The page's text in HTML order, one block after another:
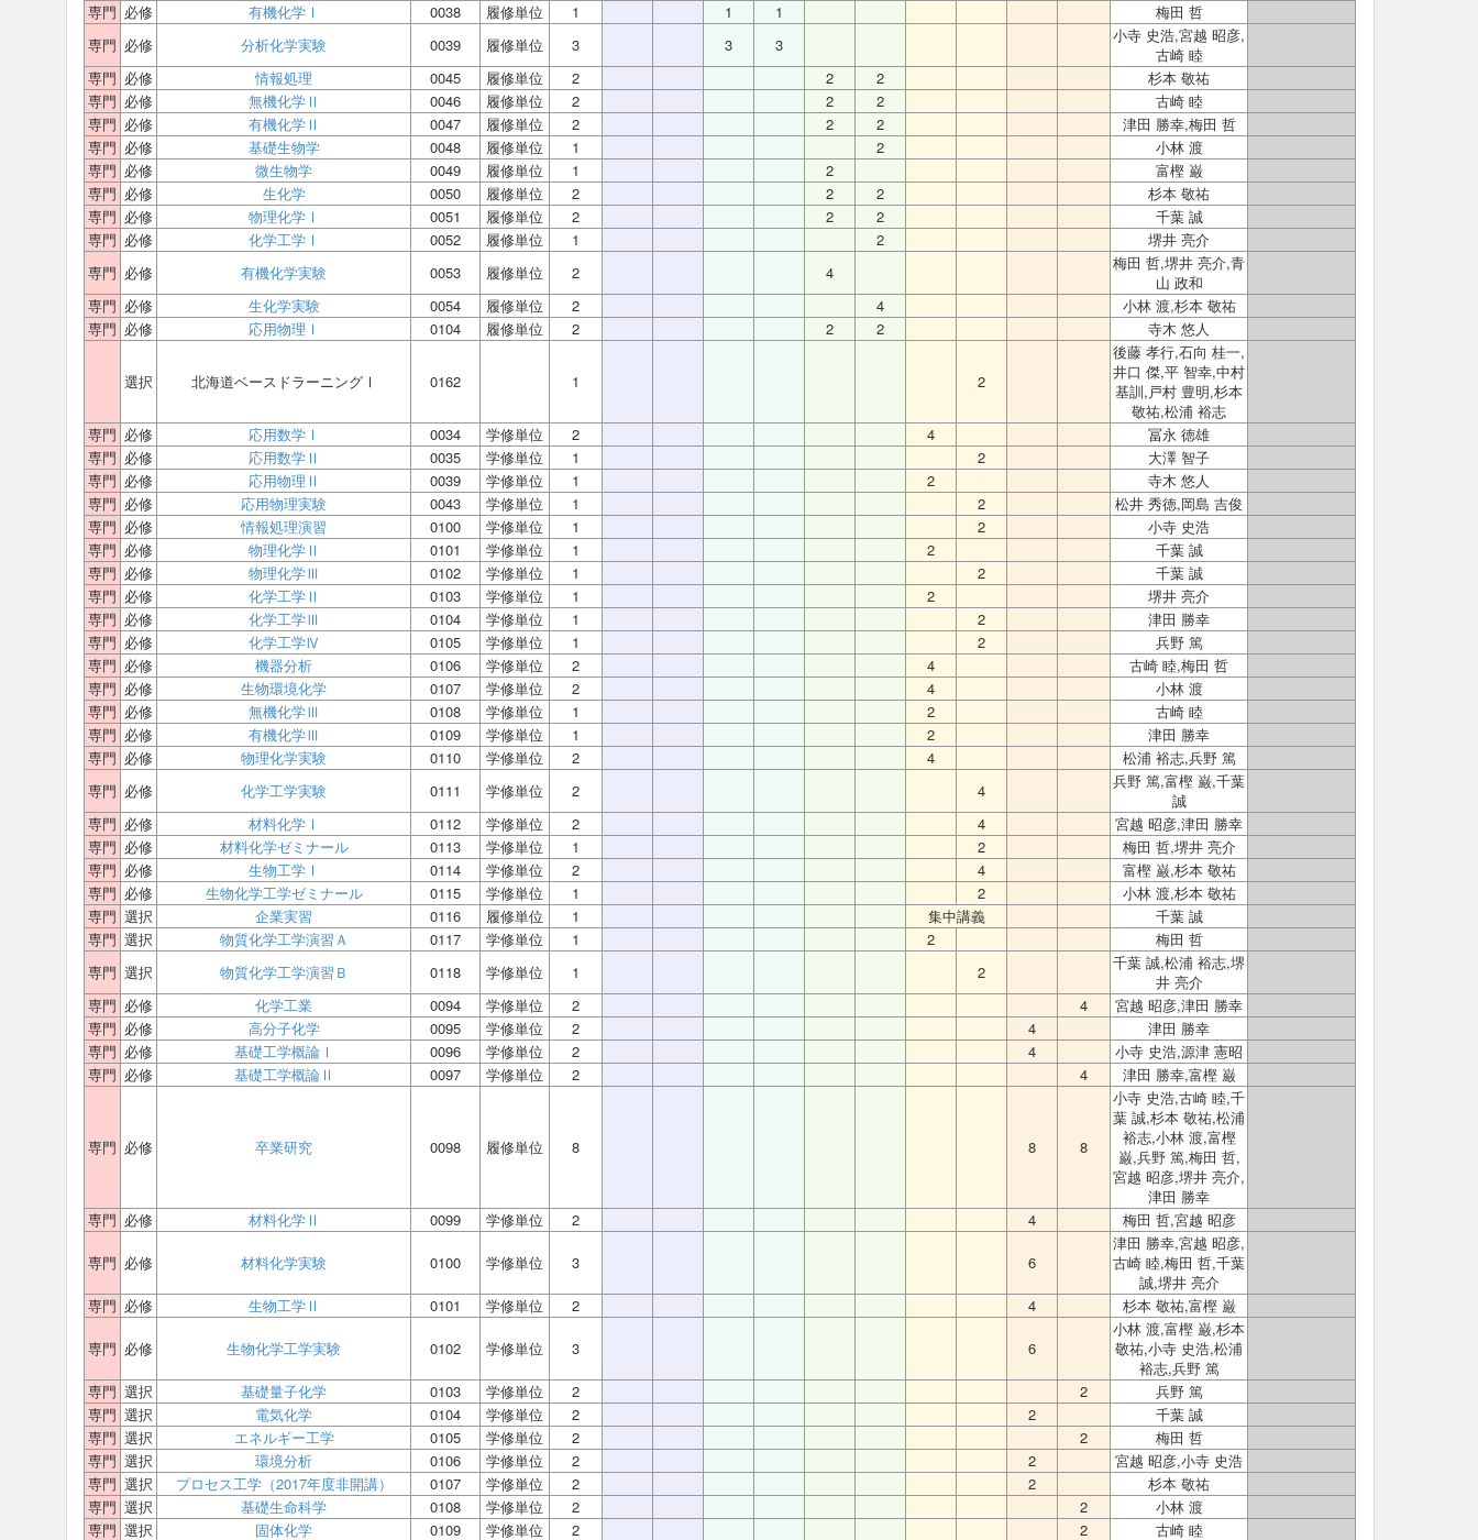
専門 必修 有機化学Ⅰ 0038 履修単位 1 1 1
梅田 哲
専門 必修 分析化学実験 0039 履修単位 3 3 3
小寺 史浩,宮越 昭彦,
古崎 睦
専門 必修 情報処理 0045 履修単位 2 2 2
杉本 敬祐
専門 必修 無機化学Ⅱ 0046 履修単位 2 2 2
古崎 睦
専門 必修 有機化学Ⅱ 0047 履修単位 2 2 2
津田 勝幸,梅田 哲
専門 必修 基礎生物学 0048 履修単位 1 2
小林 渡
専門 必修 微生物学 0049 履修単位 1 2
富樫 巌
専門 必修 生化学 0050 履修単位 2 2 2
杉本 敬祐
専門 必修 物理化学Ⅰ 0051 履修単位 2 2 2
千葉 誠
専門 必修 化学工学Ⅰ 0052 履修単位 1 2
堺井 亮介
専門 必修 有機化学実験 0053 履修単位 2 4
梅田 哲,堺井 亮介,青
山 政和
専門 必修 生化学実験 0054 履修単位 2 4
小林 渡,杉本 敬祐
専門 必修 応用物理Ⅰ 0104 履修単位 2 2 2 寺木 悠人
選択 北海道ベースドラーニングⅠ 0162 1 2
後藤 孝行,石向 桂一,
井口 傑,平 智幸,中村
基訓,戸村 豊明,杉本
敬祐,松浦 裕志
専門 必修 応用数学Ⅰ 0034 学修単位 2 4
冨永 徳雄
専門 必修 応用数学Ⅱ 0035 学修単位 1 2
大澤 智子
専門 必修 応用物理Ⅱ 0039 学修単位 1 2
寺木 悠人
専門 必修 応用物理実験 0043 学修単位 1 2
松井 秀徳,岡島 吉俊
専門 必修 情報処理演習 0100 学修単位 1 2
小寺 史浩
専門 必修 物理化学Ⅱ 0101 学修単位 1 2
千葉 誠
専門 必修 物理化学Ⅲ 0102 学修単位 1 2
千葉 誠
専門 必修 化学工学Ⅱ 0103 学修単位 1 2
堺井 亮介
専門 必修 化学工学Ⅲ 0104 学修単位 1 2
津田 勝幸
専門 必修 化学工学Ⅳ 0105 学修単位 1 2
兵野 篤
専門 必修 機器分析 0106 学修単位 2 4
古崎 睦,梅田 哲
専門 必修 生物環境化学 0107 学修単位 2 4
小林 渡
専門 必修 無機化学Ⅲ 0108 学修単位 1 2
古崎 睦
専門 必修 有機化学Ⅲ 0109 学修単位 1 2
津田 勝幸
専門 必修 物理化学実験 0110 学修単位 2 4
松浦 裕志,兵野 篤
専門 必修 化学工学実験 0111 学修単位 2 4
兵野 篤,富樫 巌,千葉
誠
専門 必修 材料化学Ⅰ 0112 学修単位 2 4
宮越 昭彦,津田 勝幸
専門 必修 材料化学ゼミナール 0113 学修単位 1 2
梅田 哲,堺井 亮介
専門 必修 生物工学Ⅰ 0114 学修単位 2 4
富樫 巌,杉本 敬祐
専門 必修 生物化学工学ゼミナール 0115 学修単位 1 2
小林 渡,杉本 敬祐
専門 選択 企業実習 0116 履修単位 1 集中講義
千葉 誠
専門 選択 物質化学工学演習Ａ 0117 学修単位 1 2
梅田 哲
専門 選択 物質化学工学演習Ｂ 0118 学修単位 1 2
千葉 誠,松浦 裕志,堺
井 亮介
専門 必修 化学工業 0094 学修単位 2 4
宮越 昭彦,津田 勝幸
専門 必修 高分子化学 0095 学修単位 2 4
津田 勝幸
専門 必修 基礎工学概論Ⅰ 0096 学修単位 2 4
小寺 史浩,源津 憲昭
専門 必修 基礎工学概論Ⅱ 0097 学修単位 2 4 津田 勝幸,富樫 巌
専門 必修 卒業研究 0098 履修単位 8 8 8
小寺 史浩,古崎 睦,千
葉 誠,杉本 敬祐,松浦
裕志,小林 渡,富樫
巌,兵野 篤,梅田 哲,
宮越 昭彦,堺井 亮介,
津田 勝幸
専門 必修 材料化学Ⅱ 0099 学修単位 2 4 梅田 哲,宮越 昭彦
専門 必修 材料化学実験 0100 学修単位 3 6
津田 勝幸,宮越 昭彦,
古崎 睦,梅田 哲,千葉
誠,堺井 亮介
専門 必修 生物工学Ⅱ 0101 学修単位 2 4 杉本 敬祐,富樫 巌
専門 必修 生物化学工学実験 0102 学修単位 3 6
小林 渡,富樫 巌,杉本
敬祐,小寺 史浩,松浦
裕志,兵野 篤
専門 選択 基礎量子化学 0103 学修単位 2 2
兵野 篤
専門 選択 電気化学 0104 学修単位 2 2
千葉 誠
専門 選択 エネルギー工学 0105 学修単位 2 2
梅田 哲
専門 選択 環境分析 0106 学修単位 2 2
宮越 昭彦,小寺 史浩
専門 選択 プロセス工学（2017年度非開講） 0107 学修単位 2 2
杉本 敬祐
専門 選択 基礎生命科学 0108 学修単位 2 2
小林 渡
専門 選択 固体化学 0109 学修単位 2 2 古崎 睦